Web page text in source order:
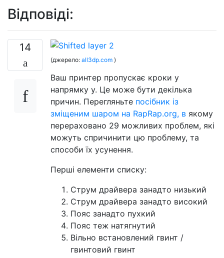
Відповіді:
14
(джерело: all3dp.com )
Ваш принтер пропускає кроки у
напрямку y. Це може бути декілька
причин. Перегляньте посібник із
зміщеним шаром на RapRap.org, в якому
перераховано 29 можливих проблем, які
можуть спричинити цю проблему, та
способи їх усунення.
Перші елементи списку:
Струм драйвера занадто низький
Струм драйвера занадто високий
Пояс занадто пухкий
Пояс теж натягнутий
Вільно встановлений гвинт /
гвинтовий гвинт